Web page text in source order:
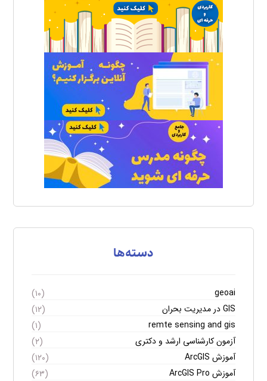
دسته‌ها
geoai
(۱۰)
GIS در مدیریت بحران
(۱۲)
remte sensing and gis
(۱)
آزمون کارشناسی ارشد و دکتری
(۲)
آموزش ArcGIS
(۱۲۰)
آموزش ArcGIS Pro
(۶۳)